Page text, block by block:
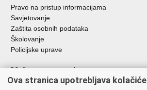
Pravo na pristup informacijama
Savjetovanje
Zaštita osobnih podataka
Školovanje
Policijske uprave
Važne poveznice
Ministarstvo unutarnjih poslova
Ova stranica upotrebljava kolačiće